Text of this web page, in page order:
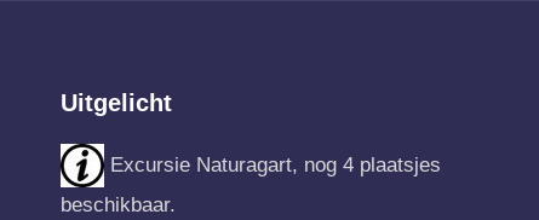
Uitgelicht
Excursie Naturagart, nog 4 plaatsjes
beschikbaar.